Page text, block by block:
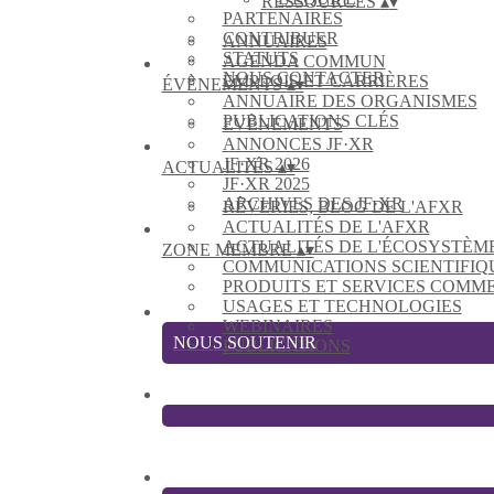
PARTENAIRES
CONTRIBUER
STATUTS
NOUS CONTACTER
ANNUAIRES
AGENDA COMMUN
EMPLOIS ET CARRIÈRES
ANNUAIRE DES ORGANISMES
PUBLICATIONS CLÉS
ÉVÈNEMENTS▴▾
EVÈNEMENTS
ANNONCES JF·XR
JF·XR 2026
JF·XR 2025
ARCHIVES DES JF·XR
ACTUALITÉS▴▾
RÊVERIES, BLOG DE L'AFXR
ACTUALITÉS DE L'AFXR
ACTUALITÉS DE
COMMUNICATIONS
PRODUITS ET SERVICES
USAGES ET TECHNOLOGIES
WEBINAIRES
PUBLICATIONS
ZONE MEMBRE▴▾
NOUS SOUTENIR